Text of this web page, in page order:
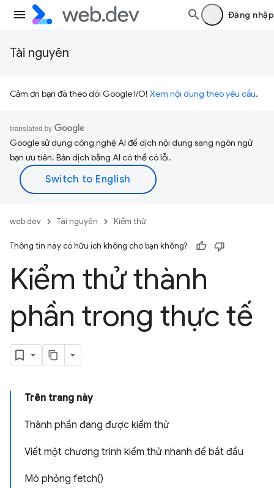
Đăng nhập
Tài nguyên
Cảm ơn bạn đã theo dõi Google I/O! Xem nội dung theo yêu cầu.
Google sử dụng công nghệ AI để dịch nội dung sang ngôn ngữ
bạn ưu tiên. Bản dịch bằng AI có thể có lỗi.
web.dev Tài nguyên Kiểm thử
Thông tin này có hữu ích không cho bạn không?
Kiểm thử thành
phần trong thực tế
Trên trang này
Thành phần đang được kiểm thử
Viết một chương trình kiểm thử nhanh để bắt đầu
Mô phỏng fetch()